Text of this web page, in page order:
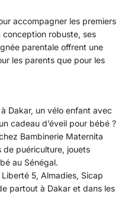
accompagner les premiers
robuste, ses
parentale offrent une
les parents que pour les
Dakar, un vélo enfant avec
cadeau d’éveil pour bébé ?
Bambinerie Maternita
de puériculture, jouets
au Sénégal.
5, Almadies, Sicap
partout à Dakar et dans les